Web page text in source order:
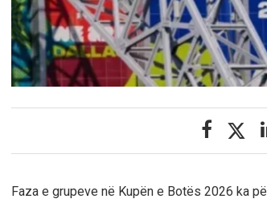
Faza e grupeve në Kupën e Botës 2026 ka